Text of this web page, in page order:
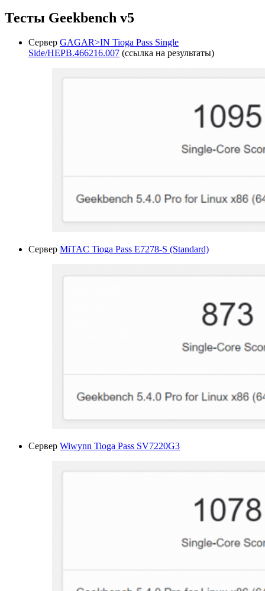
Тесты Geekbench v5
Сервер GAGAR>IN Tioga Pass Single
Side/HEPB.466216.007 (ссылка на результаты)
Сервер MiTAC Tioga Pass E7278-S (Standard)
Сервер Wiwynn Tioga Pass SV7220G3